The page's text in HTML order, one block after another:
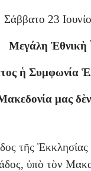
Σάββατο 23
Μεγάλη
ἡ Συμφωνία
μας δὲν
τῆς
ὑπὸ τὸν